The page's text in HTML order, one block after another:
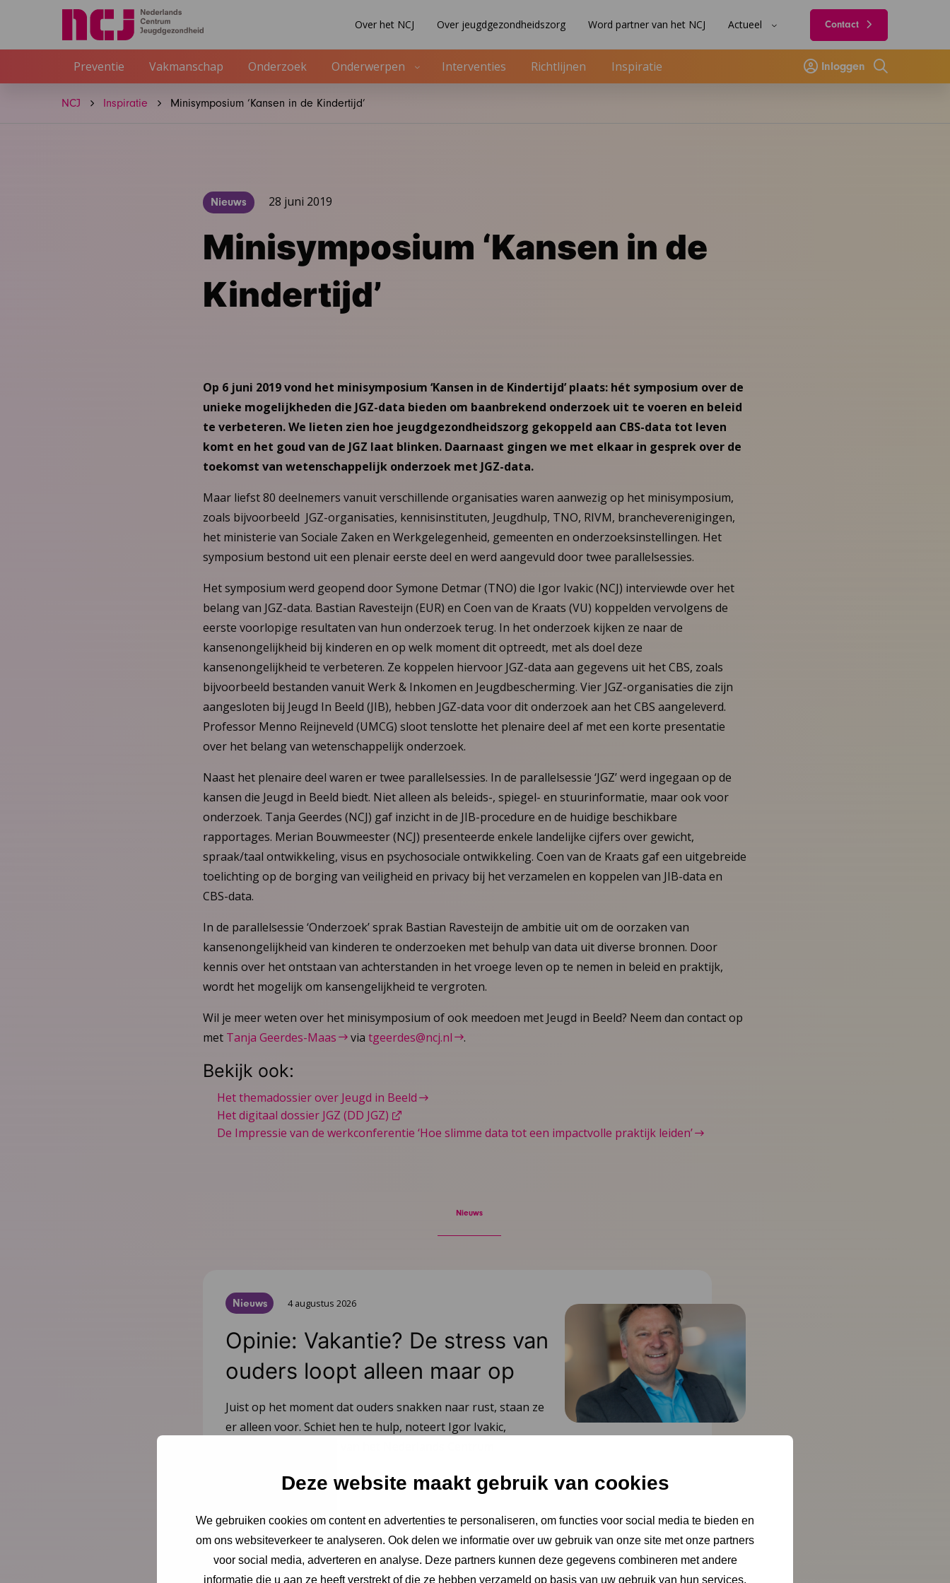
Deze website maakt gebruik van cookies
We gebruiken cookies om content en advertenties te personaliseren, om functies voor social media te bieden en
om ons websiteverkeer te analyseren. Ook delen we informatie over uw gebruik van onze site met onze partners
voor social media, adverteren en analyse. Deze partners kunnen deze gegevens combineren met andere
informatie die u aan ze heeft verstrekt of die ze hebben verzameld op basis van uw gebruik van hun services.
Over het NCJ Over jeugdgezondheidszorg Word partner van het NCJ Actueel Contact
Preventie Vakmanschap Onderzoek Onderwerpen Interventies Richtlijnen Inspiratie Inloggen
Zoeken
NCJ Inspiratie Minisymposium ‘Kansen in de Kindertijd’
Nieuws 28 juni 2019
Minisymposium ‘Kansen in de
Kindertijd’
Op 6 juni 2019 vond het minisymposium ‘Kansen in de Kindertijd’ plaats: hét symposium over de
unieke mogelijkheden die JGZ-data bieden om baanbrekend onderzoek uit te voeren en beleid
te verbeteren. We lieten zien hoe jeugdgezondheidszorg gekoppeld aan CBS-data tot leven
komt en het goud van de JGZ laat blinken. Daarnaast gingen we met elkaar in gesprek over de
toekomst van wetenschappelijk onderzoek met JGZ-data.
Maar liefst 80 deelnemers vanuit verschillende organisaties waren aanwezig op het minisymposium,
zoals bijvoorbeeld JGZ-organisaties, kennisinstituten, Jeugdhulp, TNO, RIVM, brancheverenigingen,
het ministerie van Sociale Zaken en Werkgelegenheid, gemeenten en onderzoeksinstellingen. Het
symposium bestond uit een plenair eerste deel en werd aangevuld door twee parallelsessies.
Het symposium werd geopend door Symone Detmar (TNO) die Igor Ivakic (NCJ) interviewde over het
belang van JGZ-data. Bastian Ravesteijn (EUR) en Coen van de Kraats (VU) koppelden vervolgens de
eerste voorlopige resultaten van hun onderzoek terug. In het onderzoek kijken ze naar de
kansenongelijkheid bij kinderen en op welk moment dit optreedt, met als doel deze
kansenongelijkheid te verbeteren. Ze koppelen hiervoor JGZ-data aan gegevens uit het CBS, zoals
bijvoorbeeld bestanden vanuit Werk & Inkomen en Jeugdbescherming. Vier JGZ-organisaties die zijn
aangesloten bij Jeugd In Beeld (JIB), hebben JGZ-data voor dit onderzoek aan het CBS aangeleverd.
Professor Menno Reijneveld (UMCG) sloot tenslotte het plenaire deel af met een korte presentatie
over het belang van wetenschappelijk onderzoek.
Naast het plenaire deel waren er twee parallelsessies. In de parallelsessie ‘JGZ’ werd ingegaan op de
kansen die Jeugd in Beeld biedt. Niet alleen als beleids-, spiegel- en stuurinformatie, maar ook voor
onderzoek. Tanja Geerdes (NCJ) gaf inzicht in de JIB-procedure en de huidige beschikbare
rapportages. Merian Bouwmeester (NCJ) presenteerde enkele landelijke cijfers over gewicht,
spraak/taal ontwikkeling, visus en psychosociale ontwikkeling. Coen van de Kraats gaf een uitgebreide
toelichting op de borging van veiligheid en privacy bij het verzamelen en koppelen van JIB-data en
CBS-data.
In de parallelsessie ‘Onderzoek’ sprak Bastian Ravesteijn de ambitie uit om de oorzaken van
kansenongelijkheid van kinderen te onderzoeken met behulp van data uit diverse bronnen. Door
kennis over het ontstaan van achterstanden in het vroege leven op te nemen in beleid en praktijk,
wordt het mogelijk om kansengelijkheid te vergroten.
Wil je meer weten over het minisymposium of ook meedoen met Jeugd in Beeld? Neem dan contact op
met Tanja Geerdes-Maas via tgeerdes@ncj.nl .
Bekijk ook:
Het themadossier over Jeugd in Beeld
Het digitaal dossier JGZ (DD JGZ)
De Impressie van de werkconferentie ‘Hoe slimme data tot een impactvolle praktijk leiden’
Nieuws
Nieuws 4 augustus 2026
Opinie: Vakantie? De stress van
ouders loopt alleen maar op
Juist op het moment dat ouders snakken naar rust, staan ze
er alleen voor. Schiet hen te hulp, noteert Igor Ivakic,